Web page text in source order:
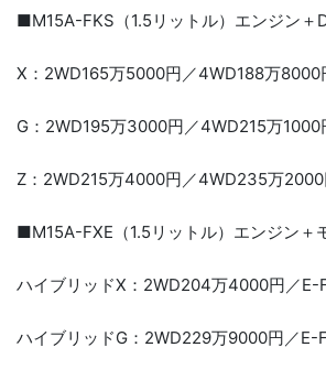
■M15A-FKS（1.5リットル）エンジン
X：2WD165万5000円／4WD188万8000
G：2WD195万3000円／4WD215万1000
Z：2WD215万4000円／4WD235万2000
■M15A-FXE（1.5リットル）エンジン＋
ハイブリッドX：2WD204万4000円／
ハイブリッドG：2WD229万9000円／